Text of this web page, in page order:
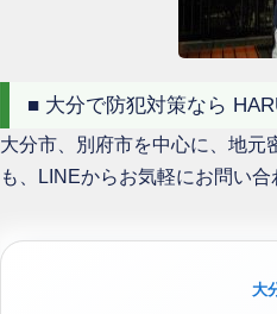
■ 大分で防犯対策なら
大分市、別府市を中心に、地元
も、LINEからお気軽にお問い合
大